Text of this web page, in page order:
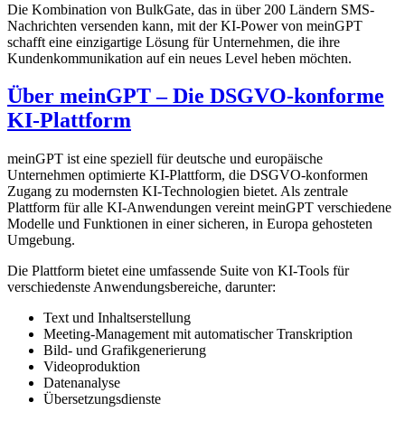
Die Kombination von BulkGate, das in über 200 Ländern SMS-
Nachrichten versenden kann, mit der KI-Power von meinGPT
schafft eine einzigartige Lösung für Unternehmen, die ihre
Kundenkommunikation auf ein neues Level heben möchten.
Über meinGPT – Die DSGVO-konforme
KI-Plattform
meinGPT ist eine speziell für deutsche und europäische
Unternehmen optimierte KI-Plattform, die DSGVO-konformen
Zugang zu modernsten KI-Technologien bietet. Als zentrale
Plattform für alle KI-Anwendungen vereint meinGPT verschiedene
Modelle und Funktionen in einer sicheren, in Europa gehosteten
Umgebung.
Die Plattform bietet eine umfassende Suite von KI-Tools für
verschiedenste Anwendungsbereiche, darunter:
Text und Inhaltserstellung
Meeting-Management mit automatischer Transkription
Bild- und Grafikgenerierung
Videoproduktion
Datenanalyse
Übersetzungsdienste